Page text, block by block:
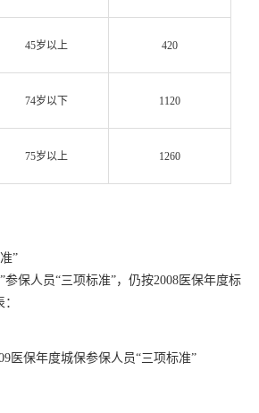
45岁以上 420
74岁以下 1120
75岁以上 1260
”
保人员“三项标准”，仍按2008医保年度标
保参保人员“三项标准”